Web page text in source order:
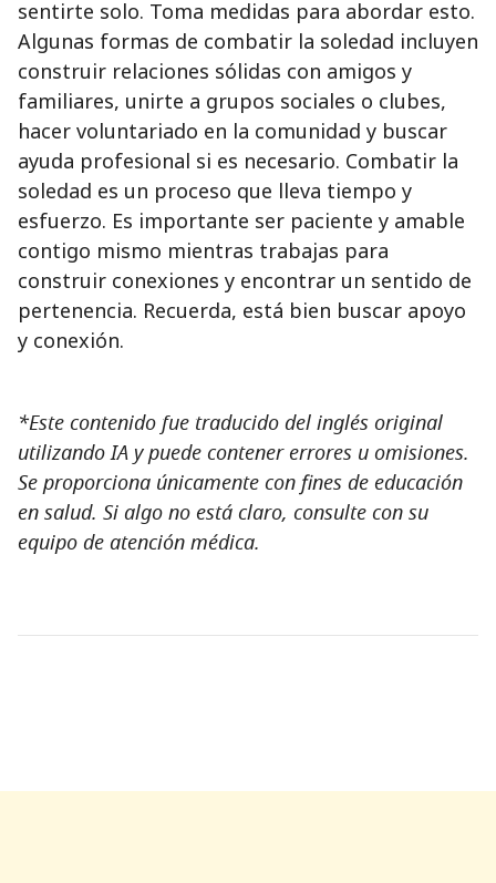
sentirte solo. Toma medidas para abordar esto.
Algunas formas de combatir la soledad incluyen
construir relaciones sólidas con amigos y
familiares, unirte a grupos sociales o clubes,
hacer voluntariado en la comunidad y buscar
ayuda profesional si es necesario. Combatir la
soledad es un proceso que lleva tiempo y
esfuerzo. Es importante ser paciente y amable
contigo mismo mientras trabajas para
construir conexiones y encontrar un sentido de
pertenencia. Recuerda, está bien buscar apoyo
y conexión.
*Este contenido fue traducido del inglés original
utilizando IA y puede contener errores u omisiones.
Se proporciona únicamente con fines de educación
en salud. Si algo no está claro, consulte con su
equipo de atención médica.